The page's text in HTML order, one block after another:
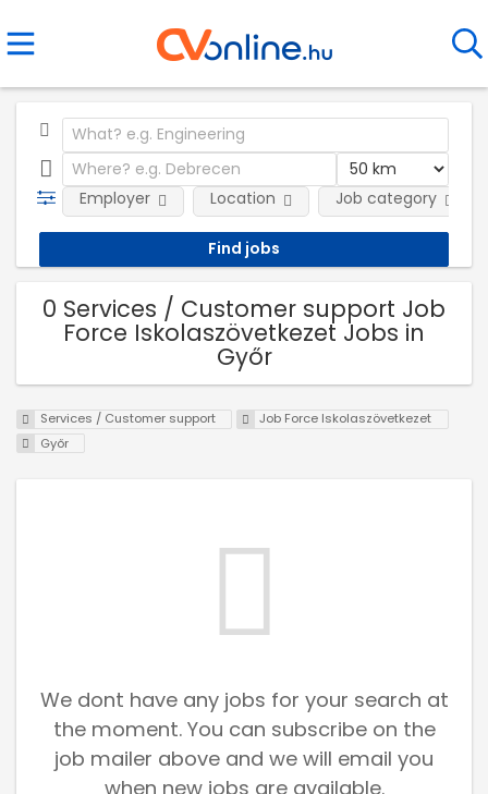
Employer Location Job category
0 Services / Customer support Job
Force Iskolaszövetkezet Jobs in
Győr
Services / Customer support
Job Force Iskolaszövetkezet
Győr
We dont have any jobs for your search at
the moment. You can subscribe on the
job mailer above and we will email you
when new jobs are available.